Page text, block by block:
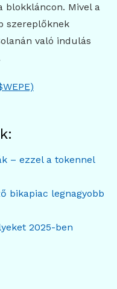
blokkláncon. Mivel a
szereplőknek
való indulás
– ezzel a tokennel
bikapiac legnagyobb
2025-ben